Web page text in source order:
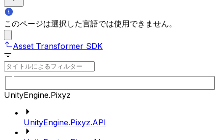
このページは選択した言語では使用できません。
Asset Transformer SDK
UnityEngine.Pixyz
UnityEngine.Pixyz.API